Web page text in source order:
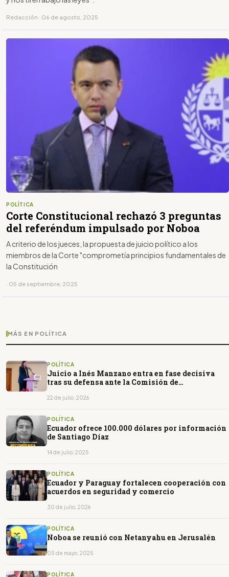
Redacción · 06 de agosto, 2025
POLÍTICA
Corte Constitucional rechazó 3 preguntas
del referéndum impulsado por Noboa
A criterio de los jueces, la propuesta de juicio político a los
miembros de la Corte "comprometía principios fundamentales de
la Constitución
· 05 de septiembre, 2025
MÁS EN POLÍTICA
POLÍTICA
Juicio a Inés Manzano entra en fase decisiva
tras su defensa ante la Comisión de
22 de julio, 2026
POLÍTICA
Ecuador ofrece 100.000 dólares por información
de Santiago Díaz
14 de julio, 2025
POLÍTICA
Ecuador y Paraguay fortalecen cooperación con
acuerdos en seguridad y comercio
30 de julio, 2026
POLÍTICA
Noboa se reunió con Netanyahu en Jerusalén
05 de mayo, 2025
POLÍTICA